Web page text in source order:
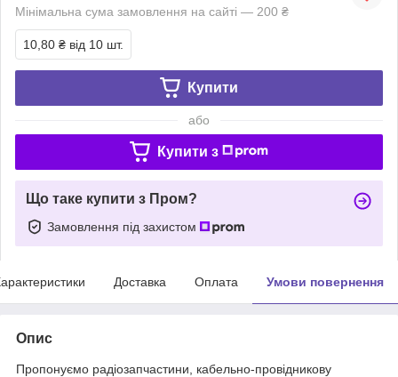
Мінімальна сума замовлення на сайті — 200 ₴
10,80 ₴ від 10 шт.
Купити
або
Купити з
Що таке купити з Пром?
Замовлення під захистом
Доставка Оплата Умови повернення
Опис
Пропонуємо радіозапчастини, кабельно-провідникову